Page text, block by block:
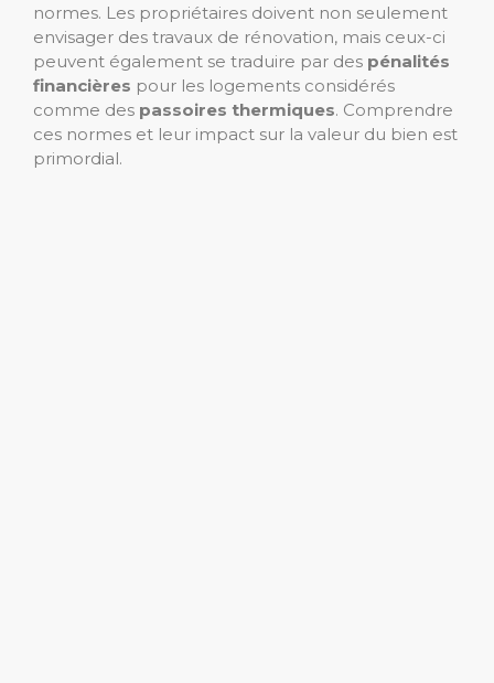
normes. Les propriétaires doivent non seulement
envisager des travaux de rénovation, mais ceux-ci
peuvent également se traduire par des pénalités
financières pour les logements considérés
comme des passoires thermiques. Comprendre
ces normes et leur impact sur la valeur du bien est
primordial.